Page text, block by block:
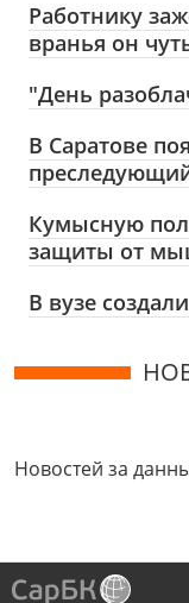
Работнику
вранья он
"День
В Саратове
Кумысную
защиты от
В вузе
Новостей за